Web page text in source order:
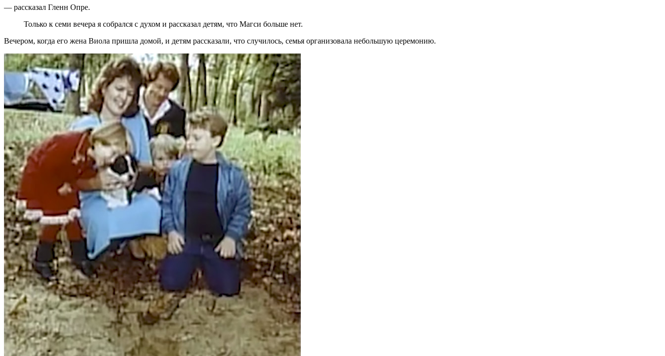
— рассказал Гленн Опре.
Только к семи вечера я собрался с духом и рассказал детям, что Магси больше нет.
Вечером, когда его жена Виола пришла домой, и детям рассказали, что случилось, семья организовала небольшую церемонию.